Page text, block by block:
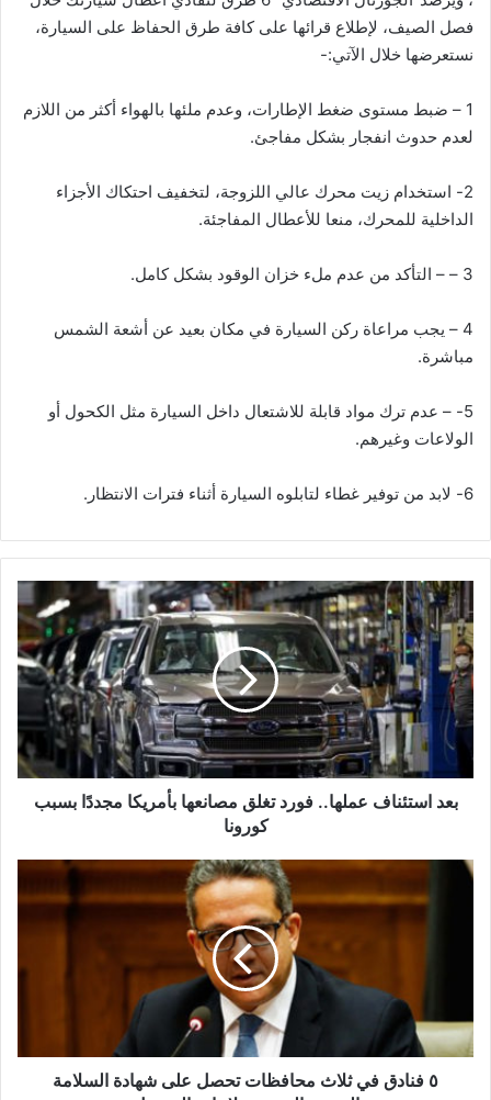
فصل الصيف، لإطلاع قرائها على كافة طرق الحفاظ على السيارة،
نستعرضها خلال الآتي:-
1 – ضبط مستوى ضغط الإطارات، وعدم ملئها بالهواء أكثر من اللازم
لعدم حدوث انفجار بشكل مفاجئ.
2- استخدام زيت محرك عالي اللزوجة، لتخفيف احتكاك الأجزاء
الداخلية للمحرك، منعا للأعطال المفاجئة.
3 – – التأكد من عدم ملء خزان الوقود بشكل كامل.
4 – يجب مراعاة ركن السيارة في مكان بعيد عن أشعة الشمس
مباشرة.
5- – عدم ترك مواد قابلة للاشتعال داخل السيارة مثل الكحول أو
الولاعات وغيرهم.
6- لابد من توفير غطاء لتابلوه السيارة أثناء فترات الانتظار.
بعد
استئناف
عملها..
فورد
تغلق
مصانعها
بأمريكا
مجددًا
بسبب
كورونا
بعد استئناف عملها.. فورد تغلق مصانعها بأمريكا مجددًا بسبب
كورونا
٥
شهادة
السلامة
الصحية ٥ فنادق في ثلاث محافظات تحصل على شهادة السلامة